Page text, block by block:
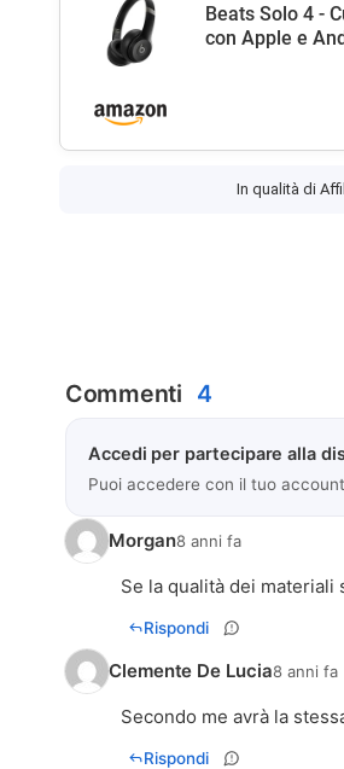
Beats Solo 4 -
con Apple e
In qualità di
Commenti 4
Accedi per partecipare alla
Puoi accedere con il tuo
Morgan8 anni fa
Se la qualità dei
Rispondi
Clemente De Lucia8 anni fa
Secondo me avrà la
Rispondi